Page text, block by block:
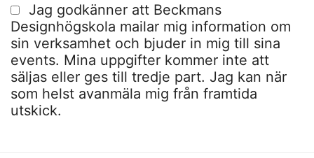
Jag godkänner att Beckmans
Designhögskola mailar mig information om
sin verksamhet och bjuder in mig till sina
events. Mina uppgifter kommer inte att
säljas eller ges till tredje part. Jag kan när
som helst avanmäla mig från framtida
utskick.